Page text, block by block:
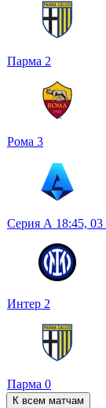
Парма 2
Рома 3
Серия А 18:45, 03
Интер 2
Парма 0
К всем матчам